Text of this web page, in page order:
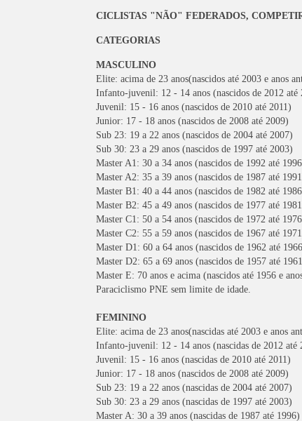
CICLISTAS "NÃO" FEDERADOS,
CATEGORIAS
MASCULINO
Elite: acima de 23 anos(nascidos até 2003 e anos
Infanto-juvenil: 12 - 14 anos (nascidos de 2012 até
Juvenil: 15 - 16 anos (nascidos de 2010 até 2011)
Junior: 17 - 18 anos (nascidos de 2008 até 2009)
Sub 23: 19 a 22 anos (nascidos de 2004 até 2007)
Sub 30: 23 a 29 anos (nascidos de 1997 até 2003)
Master A1: 30 a 34 anos (nascidos de 1992 até
Master A2: 35 a 39 anos (nascidos de 1987 até
Master B1: 40 a 44 anos (nascidos de 1982 até
Master B2: 45 a 49 anos (nascidos de 1977 até
Master C1: 50 a 54 anos (nascidos de 1972 até
Master C2: 55 a 59 anos (nascidos de 1967 até
Master D1: 60 a 64 anos (nascidos de 1962 até
Master D2: 65 a 69 anos (nascidos de 1957 até
Master E: 70 anos e acima (nascidos até 1956 e
Paraciclismo PNE sem limite de idade.
FEMININO
Elite: acima de 23 anos(nascidas até 2003 e anos
Infanto-juvenil: 12 - 14 anos (nascidas de 2012 até
Juvenil: 15 - 16 anos (nascidas de 2010 até 2011)
Junior: 17 - 18 anos (nascidos de 2008 até 2009)
Sub 23: 19 a 22 anos (nascidas de 2004 até 2007)
Sub 30: 23 a 29 anos (nascidas de 1997 até 2003)
Master A: 30 a 39 anos (nascidas de 1987 até 1996)